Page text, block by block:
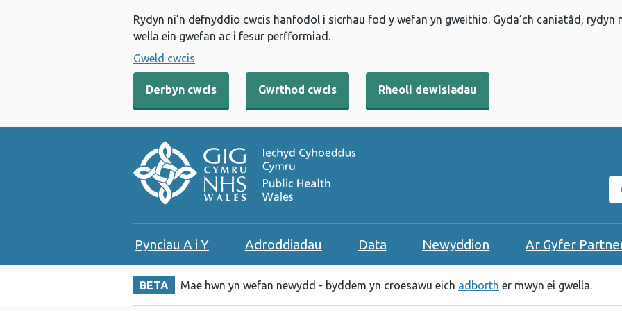
Rydyn ni’n defnyddio cwcis hanfodol i sicrhau fod y wefan yn gweithio. Gyda’ch caniatâd,
wella ein gwefan ac i fesur perfformiad.
Gweld cwcis
Derbyn cwcis Gwrthod cwcis Rheoli dewisiadau
Pynciau A i Y Adroddiadau Data Newyddion Ar Gyfer
BETA Mae hwn yn wefan newydd - byddem yn croesawu eich adborth er mwyn ei gwella.